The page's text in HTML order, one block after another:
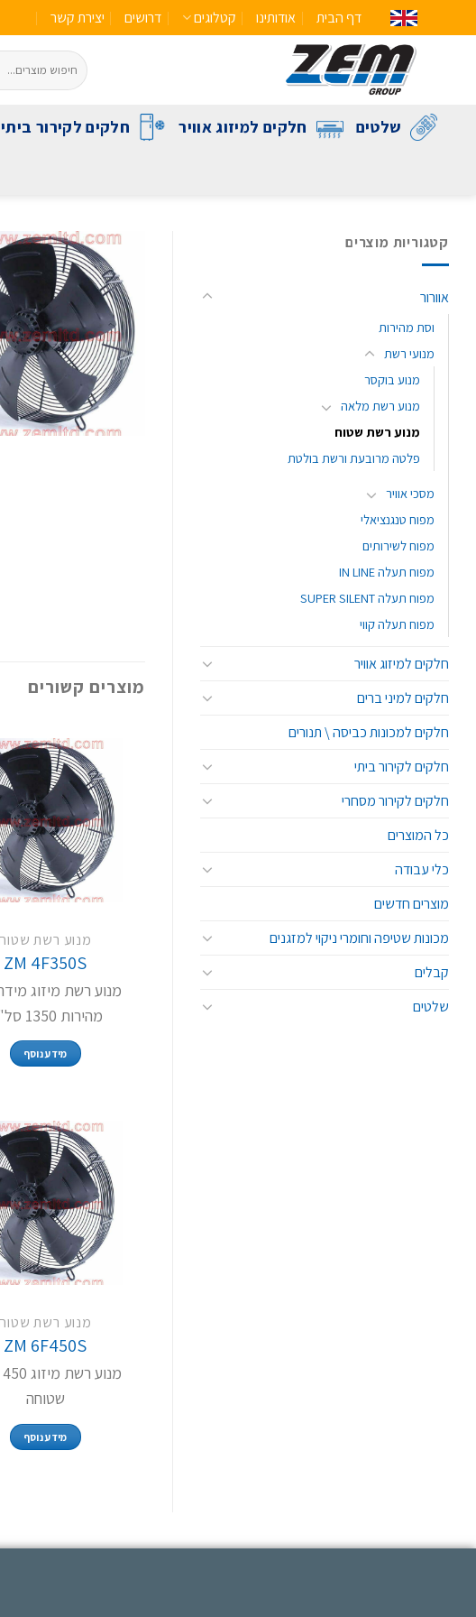
דף הבית אודותינו קטלוגים דרושים יצירת קשר
שלטים חלקים למיזוג אוויר חלקים לקירור ביתי
קטגוריות מוצרים
אוורור
וסת מהירות
מנועי רשת
מנוע בוקסר
מנוע רשת מלאה
מנוע רשת שטוח
פלטה מרובעת ורשת בולטת
מסכי אוויר
מפוח טנגנציאלי
מפוח לשירותים
מפוח תעלה IN LINE
מפוח תעלה SUPER SILENT
מפוח תעלה קווי
חלקים למיזוג אוויר
חלקים למיני ברים
חלקים למכונות כביסה \ תנורים
חלקים לקירור ביתי
חלקים לקירור מסחרי
כל המוצרים
כלי עבודה
מוצרים חדשים
מכונות שטיפה וחומרי ניקוי למזגנים
קבלים
שלטים
מוצרים קשורים
מנוע רשת
ZM 4F350S
מהירות 1350 סל"ד
מידע נוסף
מנוע רשת
ZM 6F450S
שטוחה
מידע נוסף